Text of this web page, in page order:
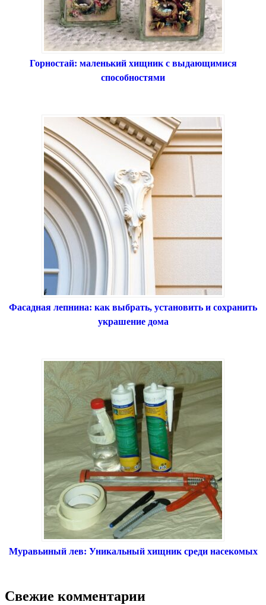
Горностай: маленький хищник с выдающимися
способностями
Фасадная лепнина: как выбрать, установить и сохранить
украшение дома
Муравьиный лев: Уникальный хищник среди насекомых
Свежие комментарии